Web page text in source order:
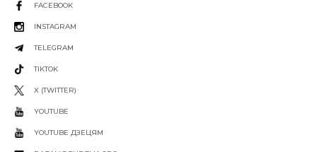
FACEBOOK
INSTAGRAM
TELEGRAM
TIKTOK
X (TWITTER)
YOUTUBE
YOUTUBE ДЗЕЦЯМ